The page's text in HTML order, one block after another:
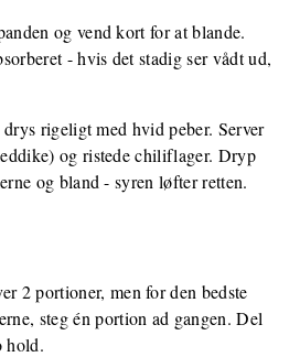
og vend kort for at blande.
- hvis det stadig ser vådt ud,
rigeligt med hvid peber. Server
og ristede chiliflager. Dryp
og bland - syren løfter retten.
2 portioner, men for den bedste
steg én portion ad gangen. Del
hold.